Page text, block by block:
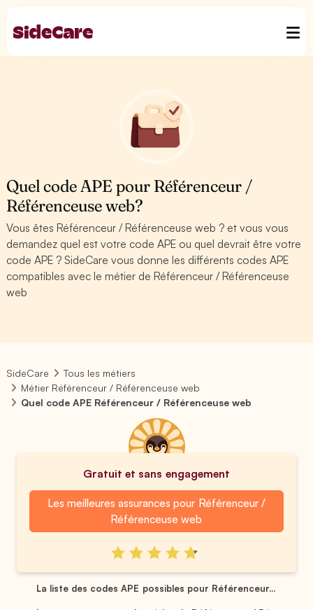
Quel code APE pour Référenceur /
Référenceuse web?
Vous êtes Référenceur / Référenceuse web ? et vous vous
demandez quel est votre code APE ou quel devrait être votre
code APE ? SideCare vous donne les différents codes APE
compatibles avec le métier de Référenceur / Référenceuse
web
SideCare
Tous les métiers
Métier Référenceur / Référenceuse web
Quel code APE Référenceur / Référenceuse web
Gratuit et sans engagement
Les meilleures assurances pour Référenceur /
Référenceuse web
La liste des codes APE possibles pour Référenceur...